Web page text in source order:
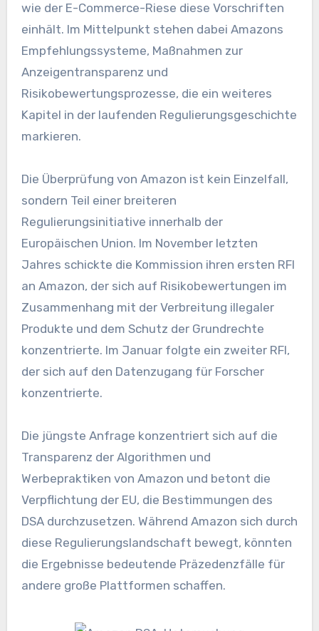
wie der E-Commerce-Riese diese Vorschriften
einhält. Im Mittelpunkt stehen dabei Amazons
Empfehlungssysteme, Maßnahmen zur
Anzeigentransparenz und
Risikobewertungsprozesse, die ein weiteres
Kapitel in der laufenden Regulierungsgeschichte
markieren.
Die Überprüfung von Amazon ist kein Einzelfall,
sondern Teil einer breiteren
Regulierungsinitiative innerhalb der
Europäischen Union. Im November letzten
Jahres schickte die Kommission ihren ersten RFI
an Amazon, der sich auf Risikobewertungen im
Zusammenhang mit der Verbreitung illegaler
Produkte und dem Schutz der Grundrechte
konzentrierte. Im Januar folgte ein zweiter RFI,
der sich auf den Datenzugang für Forscher
konzentrierte.
Die jüngste Anfrage konzentriert sich auf die
Transparenz der Algorithmen und
Werbepraktiken von Amazon und betont die
Verpflichtung der EU, die Bestimmungen des
DSA durchzusetzen. Während Amazon sich durch
diese Regulierungslandschaft bewegt, könnten
die Ergebnisse bedeutende Präzedenzfälle für
andere große Plattformen schaffen.